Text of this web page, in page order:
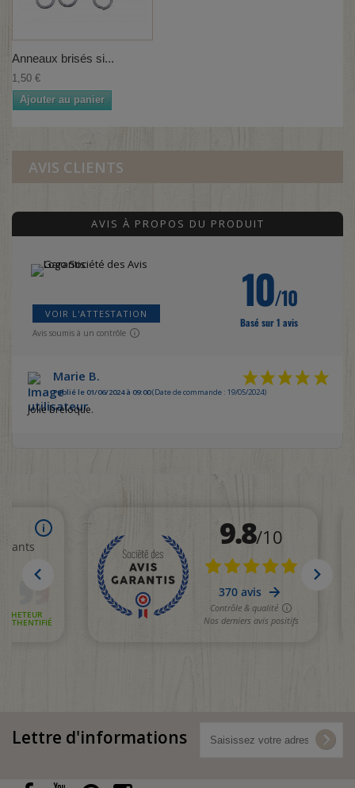
Anneaux brisés si...
1,50 €
Ajouter au panier
AVIS CLIENTS
AVIS À PROPOS DU PRODUIT
VOIR L'ATTESTATION
Avis soumis à un contrôle
10/10
Basé sur 1 avis
Marie B.
Publié le 01/06/2024 à 09:00(Date de commande : 19/05/2024)
Jolie breloque.
Lettre d'informations